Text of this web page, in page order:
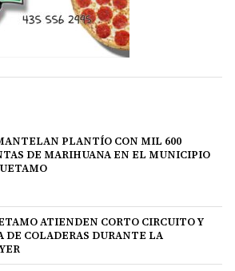
PLANTÍO CON MIL 600
DE MARIHUANA EN EL MUNICIPIO
ATIENDEN CORTO CIRCUITO Y
DE COLADERAS DURANTE LA